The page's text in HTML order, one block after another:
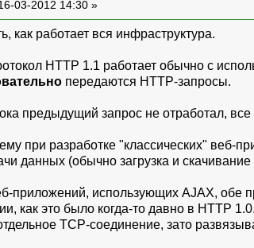
03-2012 14:30 »
как работает вся инфраструктура.
HTTP 1.1 работает обычно с
передаются HTTP-запросы.
предыдущий запрос не отработал,
при разработке "классических" веб-
данных (обычно загрузка и
приложений, использующих AJAX, обе
как это было когда-то давно в HTTP
TCP-соединение, зато